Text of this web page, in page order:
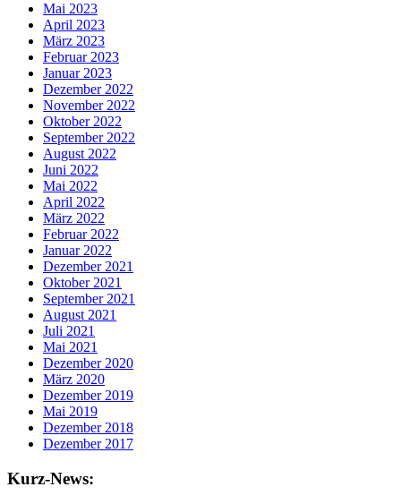
Mai 2023
April 2023
März 2023
Februar 2023
Januar 2023
Dezember 2022
November 2022
Oktober 2022
September 2022
August 2022
Juni 2022
Mai 2022
April 2022
März 2022
Februar 2022
Januar 2022
Dezember 2021
Oktober 2021
September 2021
August 2021
Juli 2021
Mai 2021
Dezember 2020
März 2020
Dezember 2019
Mai 2019
Dezember 2018
Dezember 2017
Kurz-News: